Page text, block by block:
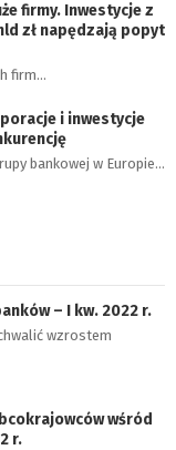
firmy. Inwestycje z
zł napędzają popyt
firm…
i inwestycje
bankowej w Europie…
– I kw. 2022 r.
wzrostem
wśród
r.